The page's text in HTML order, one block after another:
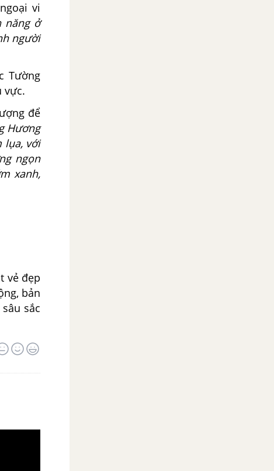
vi
năng ở
người
Tường
vực.
để
Hương
lụa, với
ngọn
xanh,
vẻ đẹp
bản
sắc